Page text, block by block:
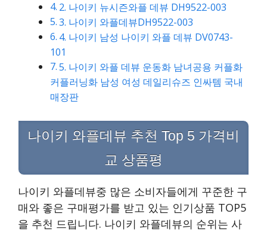
2. 나이키 뉴시즌와플 데뷰 DH9522-003
3. 나이키 와플데뷰DH9522-003
4. 나이키 남성 나이키 와플 데뷰 DV0743-
101
5. 나이키 와플 데뷰 운동화 남녀공용 커플화
커플러닝화 남성 여성 데일리슈즈 인싸템 국내
매장판
나이키 와플데뷰 추천 Top 5 가격비
교 상품평
나이키 와플데뷰중 많은 소비자들에게 꾸준한 구
매와 좋은 구매평가를 받고 있는 인기상품 TOP5
을 추천 드립니다. 나이키 와플데뷰의 순위는 사